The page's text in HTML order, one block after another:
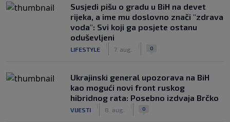
Susjedi pišu o gradu u BiH na devet
rijeka, a ime mu doslovno znači "zdrava
voda": Svi koji ga posjete ostanu
oduševljeni
LIFESTYLE 7. aug. 0
Ukrajinski general upozorava na BiH
kao mogući novi front ruskog
hibridnog rata: Posebno izdvaja Brčko
VIJESTI 8. aug. 0